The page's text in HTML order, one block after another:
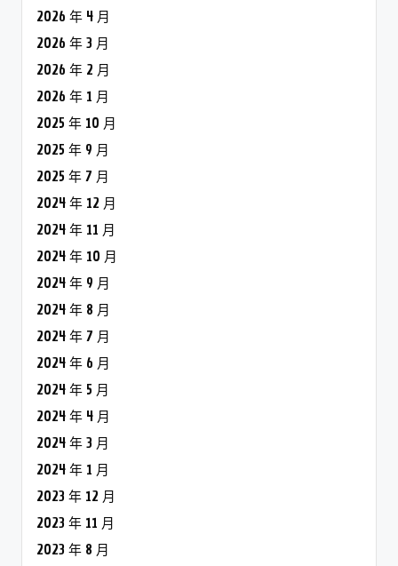
2026 年 4 月
2026 年 3 月
2026 年 2 月
2026 年 1 月
2025 年 10 月
2025 年 9 月
2025 年 7 月
2024 年 12 月
2024 年 11 月
2024 年 10 月
2024 年 9 月
2024 年 8 月
2024 年 7 月
2024 年 6 月
2024 年 5 月
2024 年 4 月
2024 年 3 月
2024 年 1 月
2023 年 12 月
2023 年 11 月
2023 年 8 月